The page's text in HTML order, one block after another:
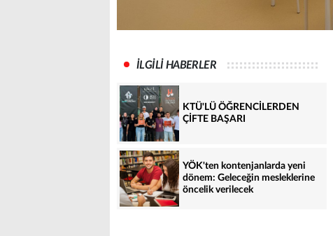
İLGİLİ HABERLER
KTÜ'LÜ ÖĞRENCİLERDEN
ÇİFTE BAŞARI
YÖK'ten kontenjanlarda yeni
dönem: Geleceğin mesleklerine
öncelik verilecek